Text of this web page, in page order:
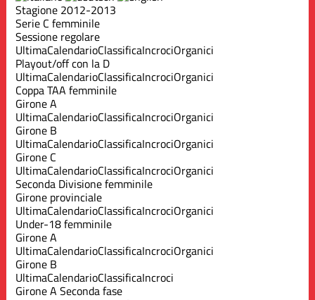
Stagione 2012-2013
Serie C femminile
Sessione regolare
UltimaCalendarioClassificaIncrociOrganici
Playout/off con la D
UltimaCalendarioClassificaIncrociOrganici
Coppa TAA femminile
Girone A
UltimaCalendarioClassificaIncrociOrganici
Girone B
UltimaCalendarioClassificaIncrociOrganici
Girone C
UltimaCalendarioClassificaIncrociOrganici
Seconda Divisione femminile
Girone provinciale
UltimaCalendarioClassificaIncrociOrganici
Under-18 femminile
Girone A
UltimaCalendarioClassificaIncrociOrganici
Girone B
UltimaCalendarioClassificaIncroci
Girone A Seconda fase